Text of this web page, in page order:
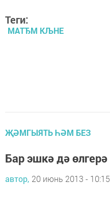
Теги:
МАТЂМ КЉНЕ
ҖӘМГЫЯТЬ ҺӘМ БЕЗ
Бар эшкә дә өлгерә
автор, 20 июнь 2013 - 10:15